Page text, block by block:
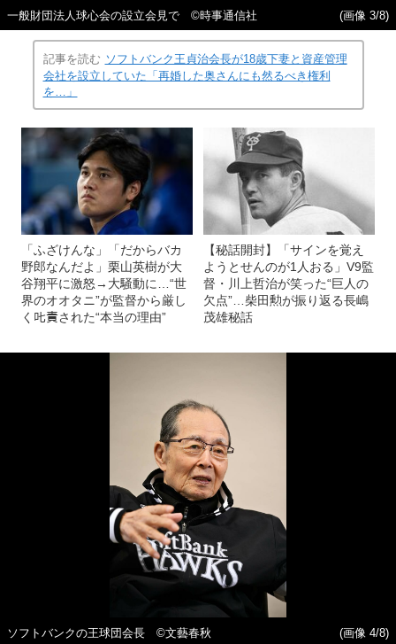
一般財団法人球心会の設立会見で ©時事通信社 (画像 3/8)
記事を読む ソフトバンク王貞治会長が18歳下妻と資産管理
会社を設立していた「再婚した奥さんにも然るべき権利
を…」
「ふざけんな」「だからバカ
野郎なんだよ」栗山英樹が大
谷翔平に激怒→大騒動に…“世
界のオオタニ”が監督から厳し
く𠮟責された“本当の理由”
【秘話開封】「サインを覚え
ようとせんのが1人おる」V9監
督・川上哲治が笑った“巨人の
欠点”…柴田勲が振り返る長嶋
茂雄秘話
ソフトバンクの王球団会長 ©文藝春秋
(画像 4/8)